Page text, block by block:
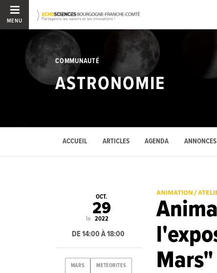
MENU
COMMUNAUTÉ
ASTRONOMIE
ACCUEIL ARTICLES AGENDA ANNONCES
ANIMATION /
Mars"
le
OCT.
29
2022
DE 14:00 À 18:00
MARS METEORITES